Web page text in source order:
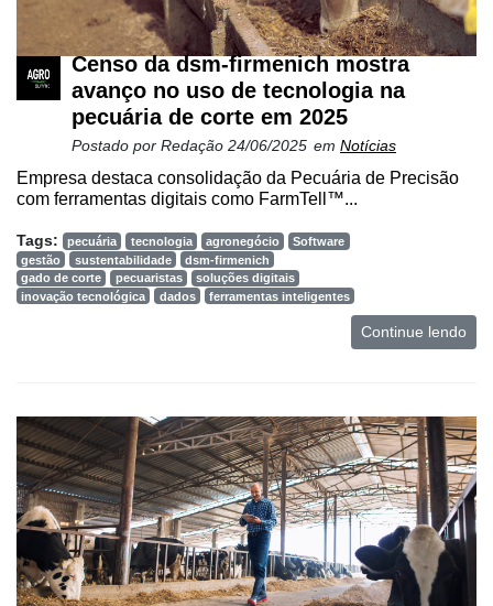
Conectividade
Dados
Análise
Informatização
Agricultura
Vertical
Recursos
Hídricos
Membros
Liberali
Netrin
Censo da dsm-firmenich mostra
avanço no uso de tecnologia na
pecuária de corte em 2025
Postado por Redação 24/06/2025 em Notícias
Empresa destaca consolidação da Pecuária de Precisão
com ferramentas digitais como FarmTell™...
Tags: pecuária tecnologia agronegócio
Software
gestão
sustentabilidade
dsm-firmenich
gado de corte
pecuaristas
soluções digitais
inovação tecnológica
dados ferramentas inteligentes
Continue lendo